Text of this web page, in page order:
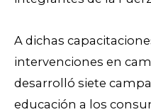
A dichas
intervenciones en
desarrolló siete
educación a los